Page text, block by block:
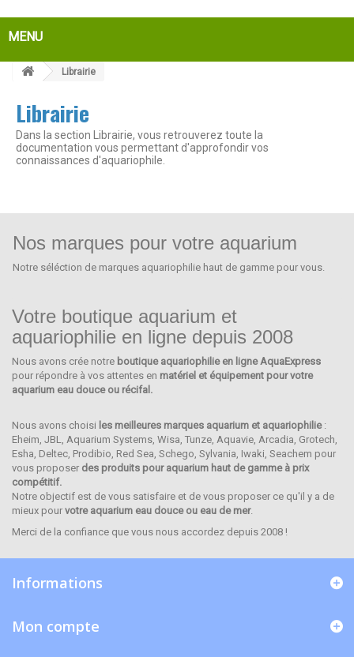
MENU
Librairie
Librairie
Dans la section Librairie, vous retrouverez toute la
documentation vous permettant d'approfondir vos
connaissances d'aquariophile.
Nos marques pour votre aquarium
Notre séléction de marques aquariophilie haut de gamme pour vous.
CARIBSEA
Votre boutique aquarium et
aquariophilie en ligne depuis 2008
Nous avons crée notre boutique aquariophilie en ligne AquaExpress
pour répondre à vos attentes en matériel et équipement pour votre
aquarium eau douce ou récifal.
Nous avons choisi les meilleures marques aquarium et aquariophilie:
Eheim, JBL, Aquarium Systems, Wisa, Tunze, Aquavie, Arcadia, Grotech,
Esha, Deltec, Prodibio, Red Sea, Schego, Sylvania, Iwaki, Seachem pour
vous proposer des produits pour aquarium haut de gamme à prix
compétitif.
Notre objectif est de vous satisfaire et de vous proposer ce qu'il y a de
mieux pour votre aquarium eau douce ou eau de mer.
Merci de la confiance que vous nous accordez depuis 2008 !
Informations
Mon compte